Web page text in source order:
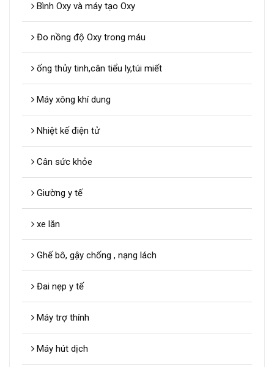
Bình Oxy và máy tạo Oxy
Đo nồng độ Oxy trong máu
ống thủy tinh,cân tiểu ly,túi miết
Máy xông khí dung
Nhiệt kế điện tử
Cân sức khỏe
Giường y tế
xe lăn
Ghế bô, gậy chống , nạng lách
Đai nẹp y tế
Máy trợ thính
Máy hút dịch